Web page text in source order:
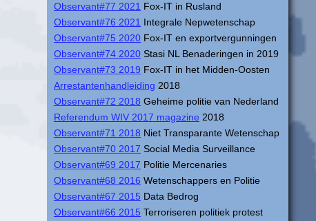
Observant#77 2021 Fox-IT in Rusland
Observant#76 2021 Integrale Nepwetenschap
Observant#75 2020 Fox-IT en exportvergunningen
Observant#74 2020 Stasi NL Benaderingen in 2019
Observant#73 2019 Fox-IT in het Midden-Oosten
Arrestantenhandleiding 2018
Observant#72 2018 Geheime politie van Nederland
Referendum WIV 2017 magazine 2018
Observant#71 2018 Niet Transparante Wetenschap
Observant#70 2017 Social Media Surveillance
Observant#69 2017 Politie Mercenaries
Observant#68 2016 Wetenschappers en Politie
Observant#67 2015 Data Bedrog
Observant#66 2015 Terroriseren politiek protest